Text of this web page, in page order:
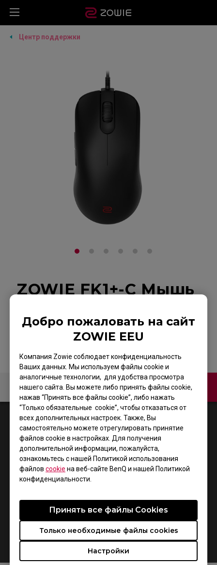
Добро пожаловать на сайт
ZOWIE EEU
Компания Zowie соблюдает конфиденциальность
Ваших данных. Мы используем файлы cookie и
аналогичные технологии, для удобства просмотра
нашего сайта. Вы можете либо принять файлы cookie,
нажав “Принять все файлы cookie”, либо нажать
“Только обязательные cookie”, чтобы отказаться от
всех дополнительных настроек. Также, Вы
самостоятельно можете отрегулировать принятие
файлов cookie в настройках. Для получения
дополнительной информации, пожалуйста,
ознакомьтесь с нашей Политикой использования
файлов cookie на веб-сайте BenQ и нашей Политикой
конфиденциальности.
Настройки
Только необходимые файлы cookies
Принять все файлы Сookies
Центр поддержки
ZOWIE FK1+-C Мышь
На страницу продукта
Video Связаться с нами
1 Results
How do you replace the mousefeet?